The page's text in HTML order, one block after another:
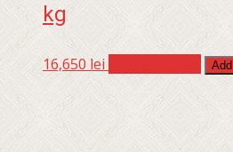
kg
16,650lei